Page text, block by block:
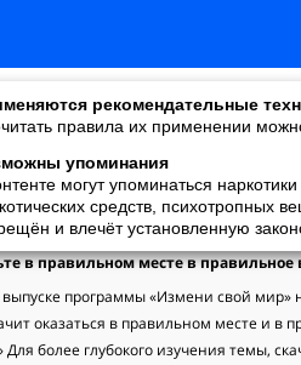
рекомендательные
правила их применении
упоминания
могут упоминаться
средств, психотропных
и влечёт установленную
меира
добавила видео
05.02.2023
в правильном месте в
программы «Измени свой мир»
оказаться в правильном месте и в
Для более глубокого изучения темы,